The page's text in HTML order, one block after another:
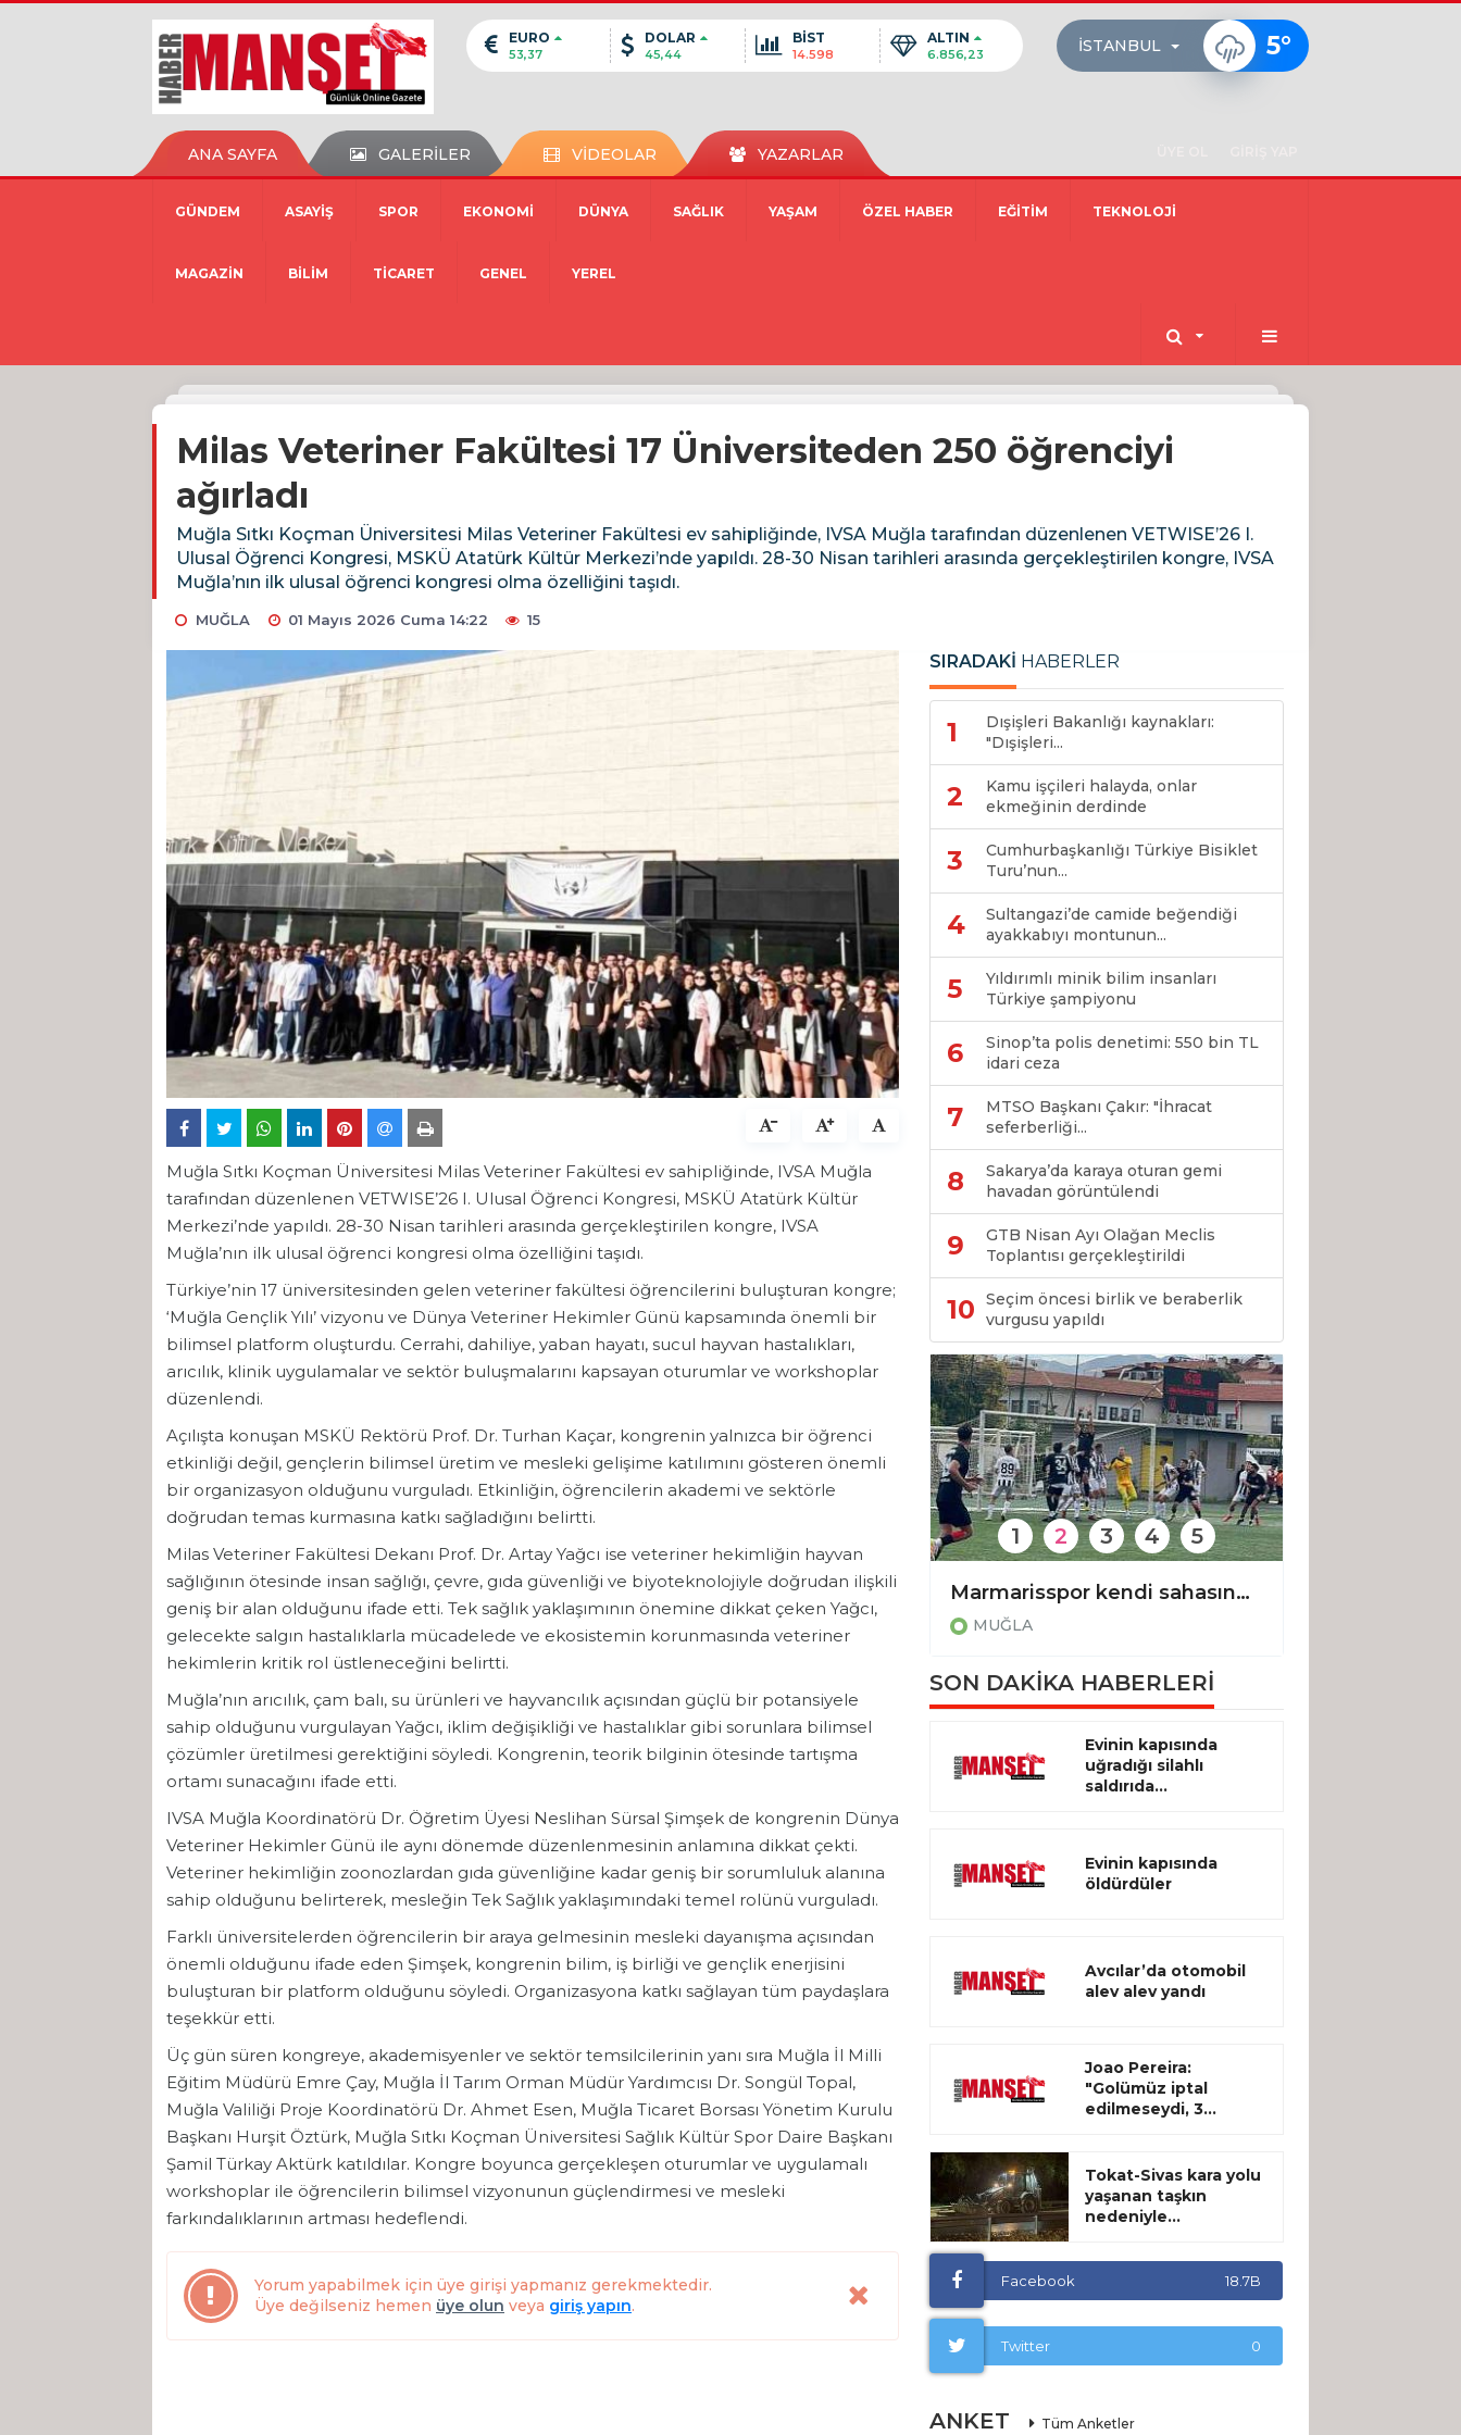
EURO
53,37
DOLAR
45,44
BİST
14.598
ALTIN
6.856,23 İSTANBUL 5°
ANA SAYFA GALERİLER VİDEOLAR YAZARLAR
GÜNDEM ASAYİŞ SPOR EKONOMİ DÜNYA SAĞLIK YAŞAM ÖZEL HABER EĞİTİM TEKNOLOJİ
MAGAZİN BİLİM TİCARET GENEL YEREL
Milas Veteriner Fakültesi 17 Üniversiteden 250 öğrenciyi
ağırladı
Muğla Sıtkı Koçman Üniversitesi Milas Veteriner Fakültesi ev sahipliğinde, IVSA Muğla tarafından düzenlenen VETWISE’26 I.
Ulusal Öğrenci Kongresi, MSKÜ Atatürk Kültür Merkezi’nde yapıldı. 28-30 Nisan tarihleri arasında gerçekleştirilen kongre, IVSA
Muğla’nın ilk ulusal öğrenci kongresi olma özelliğini taşıdı.
MUĞLA 01 Mayıs 2026 Cuma 14:22 15
Muğla Sıtkı Koçman Üniversitesi Milas Veteriner Fakültesi ev sahipliğinde, IVSA Muğla
tarafından düzenlenen VETWISE’26 I. Ulusal Öğrenci Kongresi, MSKÜ Atatürk Kültür
Merkezi’nde yapıldı. 28-30 Nisan tarihleri arasında gerçekleştirilen kongre, IVSA
Muğla’nın ilk ulusal öğrenci kongresi olma özelliğini taşıdı.
Türkiye’nin 17 üniversitesinden gelen veteriner fakültesi öğrencilerini buluşturan kongre;
‘Muğla Gençlik Yılı’ vizyonu ve Dünya Veteriner Hekimler Günü kapsamında önemli bir
bilimsel platform oluşturdu. Cerrahi, dahiliye, yaban hayatı, sucul hayvan hastalıkları,
arıcılık, klinik uygulamalar ve sektör buluşmalarını kapsayan oturumlar ve workshoplar
düzenlendi.
Açılışta konuşan MSKÜ Rektörü Prof. Dr. Turhan Kaçar, kongrenin yalnızca bir öğrenci
etkinliği değil, gençlerin bilimsel üretim ve mesleki gelişime katılımını gösteren önemli
bir organizasyon olduğunu vurguladı. Etkinliğin, öğrencilerin akademi ve sektörle
doğrudan temas kurmasına katkı sağladığını belirtti.
Milas Veteriner Fakültesi Dekanı Prof. Dr. Artay Yağcı ise veteriner hekimliğin hayvan
sağlığının ötesinde insan sağlığı, çevre, gıda güvenliği ve biyoteknolojiyle doğrudan ilişkili
geniş bir alan olduğunu ifade etti. Tek sağlık yaklaşımının önemine dikkat çeken Yağcı,
gelecekte salgın hastalıklarla mücadelede ve ekosistemin korunmasında veteriner
hekimlerin kritik rol üstleneceğini belirtti.
Muğla’nın arıcılık, çam balı, su ürünleri ve hayvancılık açısından güçlü bir potansiyele
sahip olduğunu vurgulayan Yağcı, iklim değişikliği ve hastalıklar gibi sorunlara bilimsel
çözümler üretilmesi gerektiğini söyledi. Kongrenin, teorik bilginin ötesinde tartışma
ortamı sunacağını ifade etti.
IVSA Muğla Koordinatörü Dr. Öğretim Üyesi Neslihan Sürsal Şimşek de kongrenin Dünya
Veteriner Hekimler Günü ile aynı dönemde düzenlenmesinin anlamına dikkat çekti.
Veteriner hekimliğin zoonozlardan gıda güvenliğine kadar geniş bir sorumluluk alanına
sahip olduğunu belirterek, mesleğin Tek Sağlık yaklaşımındaki temel rolünü vurguladı.
Farklı üniversitelerden öğrencilerin bir araya gelmesinin mesleki dayanışma açısından
önemli olduğunu ifade eden Şimşek, kongrenin bilim, iş birliği ve gençlik enerjisini
buluşturan bir platform olduğunu söyledi. Organizasyona katkı sağlayan tüm paydaşlara
teşekkür etti.
Üç gün süren kongreye, akademisyenler ve sektör temsilcilerinin yanı sıra Muğla İl Milli
Eğitim Müdürü Emre Çay, Muğla İl Tarım Orman Müdür Yardımcısı Dr. Songül Topal,
Muğla Valiliği Proje Koordinatörü Dr. Ahmet Esen, Muğla Ticaret Borsası Yönetim Kurulu
Başkanı Hurşit Öztürk, Muğla Sıtkı Koçman Üniversitesi Sağlık Kültür Spor Daire Başkanı
Şamil Türkay Aktürk katıldılar. Kongre boyunca gerçekleşen oturumlar ve uygulamalı
workshoplar ile öğrencilerin bilimsel vizyonunun güçlendirmesi ve mesleki
farkındalıklarının artması hedeflendi.
Yorum yapabilmek için üye girişi yapmanız gerekmektedir.
Üye değilseniz hemen üye olun veya giriş yapın.
SIRADAKİ HABERLER
1
Dışişleri Bakanlığı kaynakları:
"Dışişleri...
2
Kamu işçileri halayda, onlar
ekmeğinin derdinde
3
Cumhurbaşkanlığı Türkiye Bisiklet
Turu’nun...
4
Sultangazi’de camide beğendiği
ayakkabıyı montunun...
5
Yıldırımlı minik bilim insanları
Türkiye şampiyonu
6
Sinop’ta polis denetimi: 550 bin TL
idari ceza
7
MTSO Başkanı Çakır: "İhracat
seferberliği...
8
Sakarya’da karaya oturan gemi
havadan görüntülendi
9
GTB Nisan Ayı Olağan Meclis
Toplantısı gerçekleştirildi
10
Seçim öncesi birlik ve beraberlik
vurgusu yapıldı
Vali Akbıyık, Datça’da incelemelerde bulundu
MUĞLA
Mayıs ayında Muğla’ya kar sürprizi: Göktepe beyaza büründü
MUĞLA
Marmarisspor kendi sahasında mağlup: 1-3
MUĞLA
1 2 3 4 5
SON DAKİKA HABERLERİ
Evinin kapısında
uğradığı silahlı
saldırıda...
Evinin kapısında
öldürdüler
Avcılar’da otomobil
alev alev yandı
Joao Pereira:
"Golümüz iptal
edilmeseydi, 3...
Tokat-Sivas kara yolu
yaşanan taşkın
nedeniyle...
Facebook 18.7B
Twitter 0
ANKET Tüm Anketler